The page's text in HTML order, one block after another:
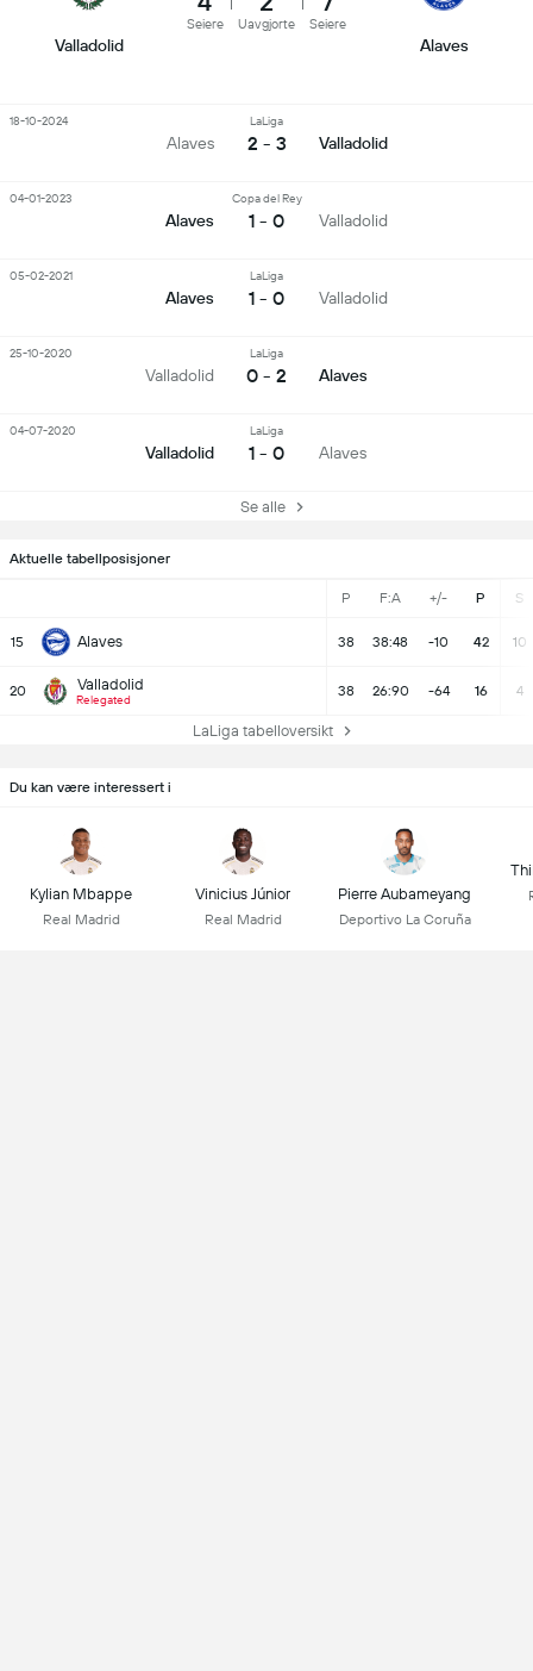
Aktuelle tabellposisjoner
P F:A +/- P S
15 Alaves 38 38:48 -10 42 10
20 Valladolid
Relegated
38 26:90 -64 16 4
LaLiga tabelloversikt
Valladolid
Seiere Uavgjorte Seiere
Alaves
Alaves
LaLiga
2 - 3 Valladolid
18-10-2024
Alaves
Copa del Rey
1 - 0 Valladolid
04-01-2023
Alaves
LaLiga
1 - 0 Valladolid
05-02-2021
Valladolid
LaLiga
0 - 2 Alaves
25-10-2020
Valladolid
LaLiga
1 - 0 Alaves
04-07-2020
Se alle
Du kan være interessert i
Kylian Mbappe
Real Madrid
Vinicius Júnior
Real Madrid
Pierre Aubameyang
Deportivo La Coruña